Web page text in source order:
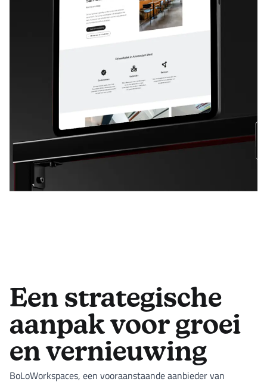
Een strategische
aanpak voor groei
en vernieuwing
BoLoWorkspaces, een vooraanstaande aanbieder van